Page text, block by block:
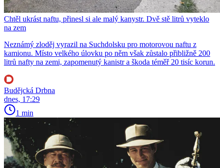
Chtěl ukrást naftu, přinesl si ale malý kanystr. Dvě stě litrů vyteklo
na zem
Neznámý zloděj vyrazil na Suchdolsku pro motorovou naftu z
kamionu. Místo velkého úlovku po něm však zůstalo přibližně 200
litrů nafty na zemi, zapomenutý kanistr a škoda téměř 20 tisíc korun.
Budějcká Drbna
dnes, 17:29
1 min